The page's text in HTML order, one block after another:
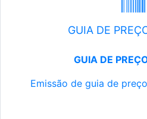
GUIA DE
GUIA DE
Emissão de guia de